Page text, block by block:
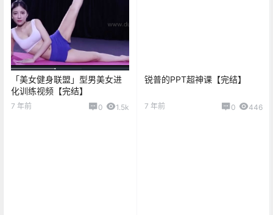
「美女健身联盟」型男美女进
化训练视频【完结】
7 年前 0 1.5k
锐普的PPT超神课【完结】
7 年前 0 446